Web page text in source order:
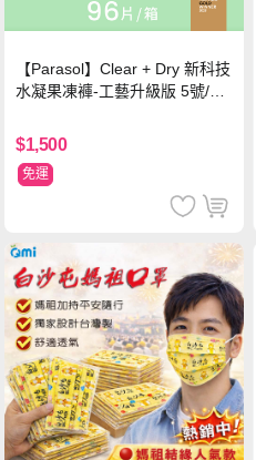
【Parasol】Clear + Dry 新科技
水凝果凍褲-工藝升級版 5號/XL
$1,500
免運